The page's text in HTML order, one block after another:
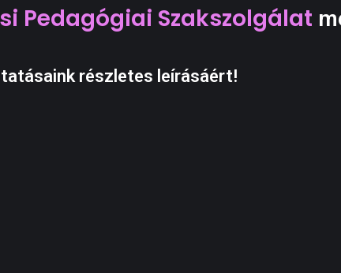
Pedagógiai Szakszolgálat
részletes leírásáért!